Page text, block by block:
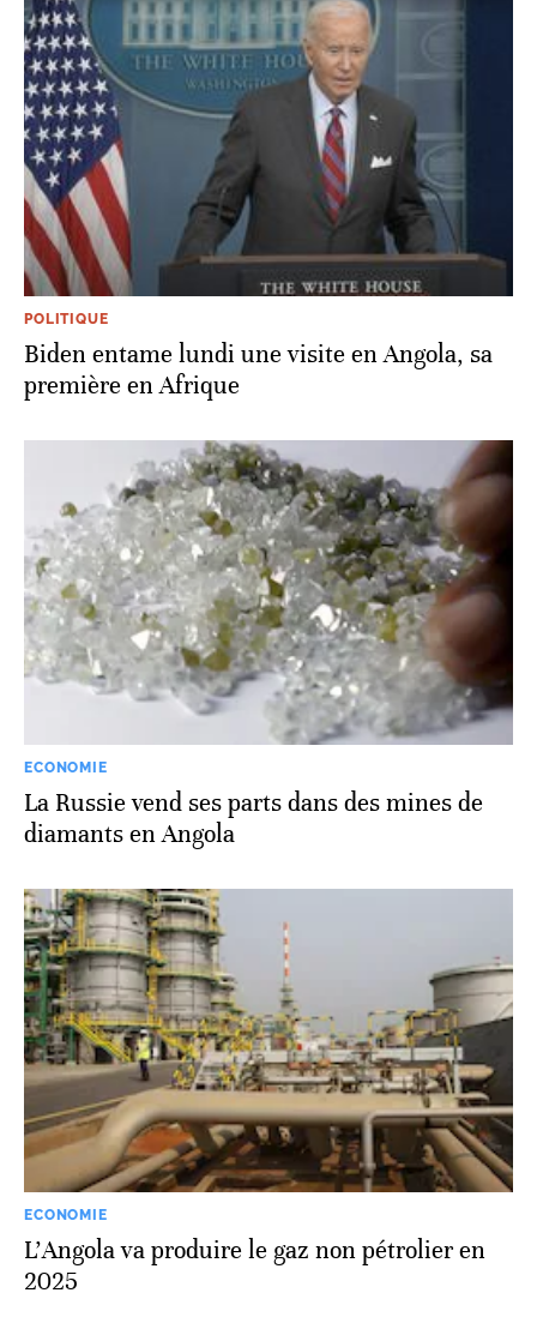
POLITIQUE
Biden entame lundi une visite en Angola, sa
première en Afrique
ECONOMIE
La Russie vend ses parts dans des mines de
diamants en Angola
ECONOMIE
L’Angola va produire le gaz non pétrolier en
2025